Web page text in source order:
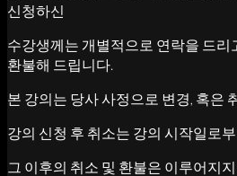
신청하신
수강생께는 개별적으로 연락을 드리
환불해 드립니다.
본 강의는 당사 사정으로 변경, 혹은
강의 신청 후 취소는 강의 시작일로
그 이후의 취소 및 환불은 이루어지